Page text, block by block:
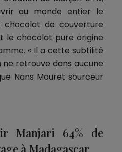
au monde entier le
chocolat de couverture
le chocolat pure origine
« Il a cette subtilité
ne retrouve dans aucune
Nans Mouret sourceur
Manjari 64% de
à Madagascar